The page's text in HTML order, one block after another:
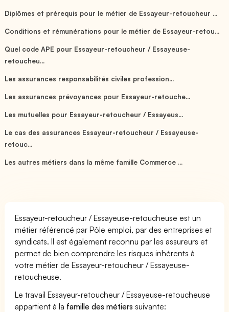
Diplômes et prérequis pour le métier de Essayeur-retoucheur ...
Conditions et rémunérations pour le métier de Essayeur-retou...
Quel code APE pour Essayeur-retoucheur / Essayeuse-
retoucheu...
Les assurances responsabilités civiles profession...
Les assurances prévoyances pour Essayeur-retouche...
Les mutuelles pour Essayeur-retoucheur / Essayeus...
Le cas des assurances Essayeur-retoucheur / Essayeuse-
retouc...
Les autres métiers dans la même famille Commerce ...
Essayeur-retoucheur / Essayeuse-retoucheuse est un
métier référencé par Pôle emploi, par des entreprises et
syndicats. Il est également reconnu par les assureurs et
permet de bien comprendre les risques inhérents à
votre métier de Essayeur-retoucheur / Essayeuse-
retoucheuse.
Le travail Essayeur-retoucheur / Essayeuse-retoucheuse
appartient à la famille des métiers suivante: